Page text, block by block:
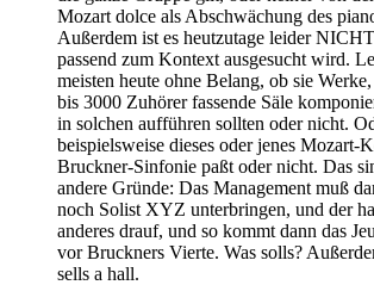
Mozart dolce als Abschwächung des
Außerdem ist es heutzutage leider
passend zum Kontext ausgesucht wird.
meisten heute ohne Belang, ob sie
bis 3000 Zuhörer fassende Säle
in solchen aufführen sollten oder nicht.
beispielsweise dieses oder jenes Mozart-
Bruckner-Sinfonie paßt oder nicht. Das
andere Gründe: Das Management muß
noch Solist XYZ unterbringen, und der
anderes drauf, und so kommt dann das
vor Bruckners Vierte. Was solls?
sells a hall.